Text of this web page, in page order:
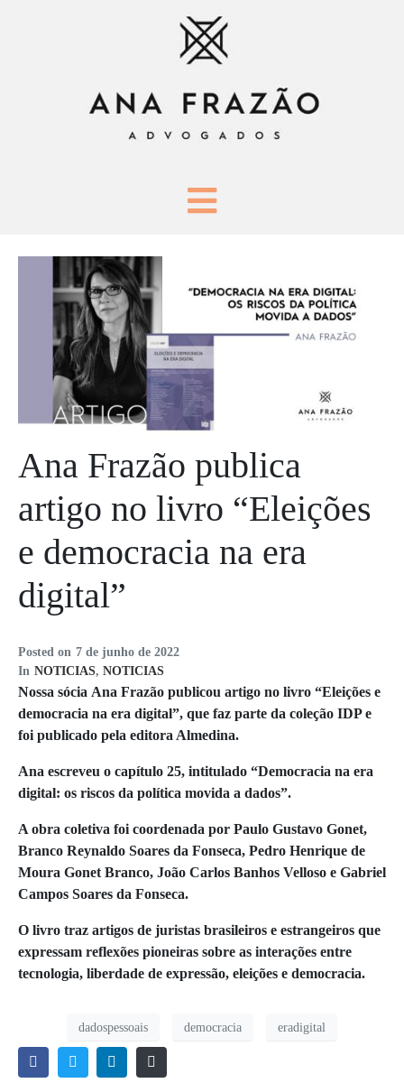
Posted on 7 de junho de 2022
In NOTICIAS, NOTICIAS
Ana Frazão publica
artigo no livro “Eleições
e democracia na era
digital”
Nossa sócia Ana Frazão publicou artigo no livro “Eleições e
democracia na era digital”, que faz parte da coleção IDP e
foi publicado pela editora Almedina.
Ana escreveu o capítulo 25, intitulado “Democracia na era
digital: os riscos da política movida a dados”.
A obra coletiva foi coordenada por Paulo Gustavo Gonet,
Branco Reynaldo Soares da Fonseca, Pedro Henrique de
Moura Gonet Branco, João Carlos Banhos Velloso e Gabriel
Campos Soares da Fonseca.
O livro traz artigos de juristas brasileiros e estrangeiros que
expressam reflexões pioneiras sobre as interações entre
tecnologia, liberdade de expressão, eleições e democracia.
dadospessoais democracia eradigital